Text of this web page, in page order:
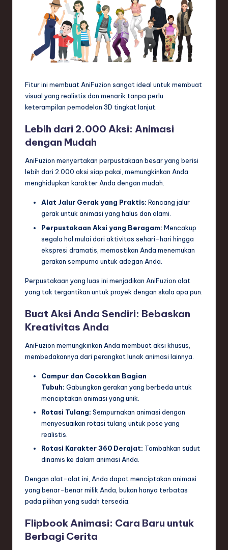
d
o
Fitur ini membuat AniFuzion sangat ideal untuk membuat
visual yang realistis dan menarik tanpa perlu
keterampilan pemodelan 3D tingkat lanjut.
Lebih dari 2.000 Aksi: Animasi
dengan Mudah
AniFuzion menyertakan perpustakaan besar yang berisi
lebih dari 2.000 aksi siap pakai, memungkinkan Anda
menghidupkan karakter Anda dengan mudah.
Alat Jalur Gerak yang Praktis: Rancang jalur
gerak untuk animasi yang halus dan alami.
Perpustakaan Aksi yang Beragam: Mencakup
segala hal mulai dari aktivitas sehari-hari hingga
ekspresi dramatis, memastikan Anda menemukan
gerakan sempurna untuk adegan Anda.
Perpustakaan yang luas ini menjadikan AniFuzion alat
yang tak tergantikan untuk proyek dengan skala apa pun.
Buat Aksi Anda Sendiri: Bebaskan
Kreativitas Anda
AniFuzion memungkinkan Anda membuat aksi khusus,
membedakannya dari perangkat lunak animasi lainnya.
Campur dan Cocokkan Bagian
Tubuh: Gabungkan gerakan yang berbeda untuk
menciptakan animasi yang unik.
Rotasi Tulang: Sempurnakan animasi dengan
menyesuaikan rotasi tulang untuk pose yang
realistis.
Rotasi Karakter 360 Derajat: Tambahkan sudut
dinamis ke dalam animasi Anda.
Dengan alat-alat ini, Anda dapat menciptakan animasi
yang benar-benar milik Anda, bukan hanya terbatas
pada pilihan yang sudah tersedia.
Flipbook Animasi: Cara Baru untuk
Berbagi Cerita